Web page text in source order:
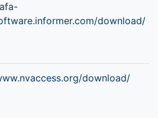
download/
download/